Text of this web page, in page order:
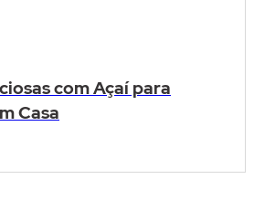
com Açaí para
Casa